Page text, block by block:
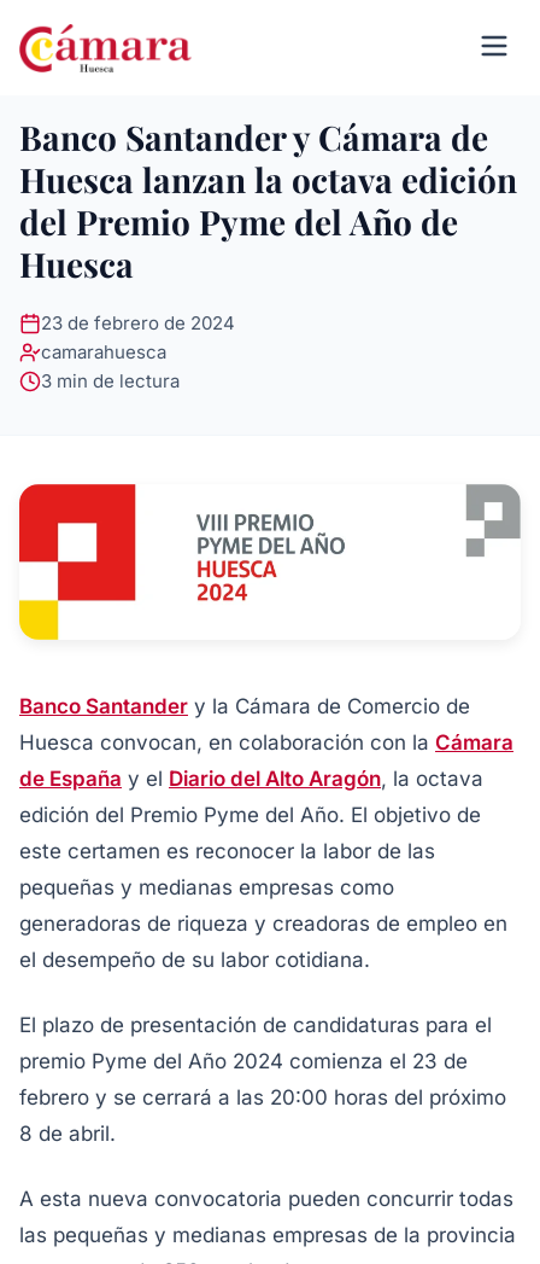
Banco Santander y Cámara de
Huesca lanzan la octava edición
del Premio Pyme del Año de
Huesca
23 de febrero de 2024
camarahuesca
3 min de lectura
Banco Santander y la Cámara de Comercio de
Huesca convocan, en colaboración con la Cámara
de España y el Diario del Alto Aragón, la octava
edición del Premio Pyme del Año. El objetivo de
este certamen es reconocer la labor de las
pequeñas y medianas empresas como
generadoras de riqueza y creadoras de empleo en
el desempeño de su labor cotidiana.
El plazo de presentación de candidaturas para el
premio Pyme del Año 2024 comienza el 23 de
febrero y se cerrará a las 20:00 horas del próximo
8 de abril.
A esta nueva convocatoria pueden concurrir todas
las pequeñas y medianas empresas de la provincia